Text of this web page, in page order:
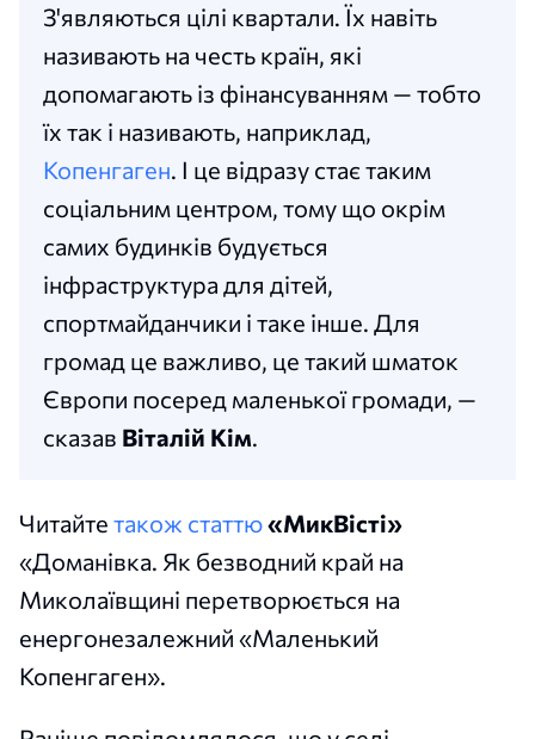
З'являються цілі квартали. Їх навіть
називають на честь країн, які
допомагають із фінансуванням — тобто
їх так і називають, наприклад,
Копенгаген. І це відразу стає таким
соціальним центром, тому що окрім
самих будинків будується
інфраструктура для дітей,
спортмайданчики і таке інше. Для
громад це важливо, це такий шматок
Європи посеред маленької громади, —
сказав Віталій Кім.
Читайте також статтю«МикВісті»
«Доманівка. Як безводний край на
Миколаївщині перетворюється на
енергонезалежний «Маленький
Копенгаген».